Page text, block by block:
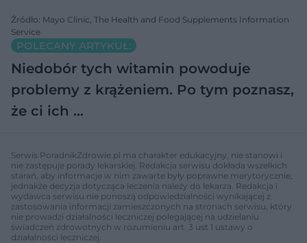
Źródło: Mayo Clinic, The Health and Food Supplements Information
Service
POLECANY ARTYKUŁ:
Niedobór tych witamin powoduje
problemy z krążeniem. Po tym poznasz,
że ci ich …
Serwis PoradnikZdrowie.pl ma charakter edukacyjny, nie stanowi i
nie zastępuje porady lekarskiej. Redakcja serwisu dokłada wszelkich
starań, aby informacje w nim zawarte były poprawne merytorycznie,
jednakże decyzja dotycząca leczenia należy do lekarza. Redakcja i
wydawca serwisu nie ponoszą odpowiedzialności wynikającej z
zastosowania informacji zamieszczonych na stronach serwisu, który
nie prowadzi działalności leczniczej polegającej na udzielaniu
świadczeń zdrowotnych w rozumieniu art. 3 ust 1 ustawy o
działalności leczniczej.